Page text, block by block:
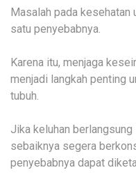
Masalah pada kesehatan
satu penyebabnya.
Karena itu, menjaga
menjadi langkah penting
tubuh.
Jika keluhan
sebaiknya segera
penyebabnya dapat